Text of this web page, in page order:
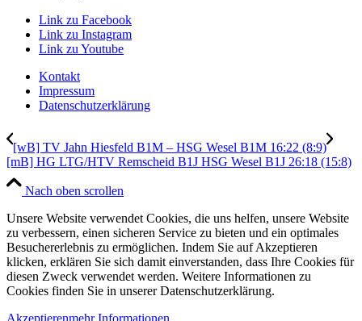
Link zu Facebook
Link zu Instagram
Link zu Youtube
Kontakt
Impressum
Datenschutzerklärung
[wB] TV Jahn Hiesfeld B1M – HSG Wesel B1M 16:22 (8:9)
[mB] HG LTG/HTV Remscheid B1J HSG Wesel B1J 26:18 (15:8)
Nach oben scrollen
Unsere Website verwendet Cookies, die uns helfen, unsere Website
zu verbessern, einen sicheren Service zu bieten und ein optimales
Besuchererlebnis zu ermöglichen. Indem Sie auf Akzeptieren
klicken, erklären Sie sich damit einverstanden, dass Ihre Cookies für
diesen Zweck verwendet werden. Weitere Informationen zu
Cookies finden Sie in unserer Datenschutzerklärung.
Akzeptierenmehr Informationen